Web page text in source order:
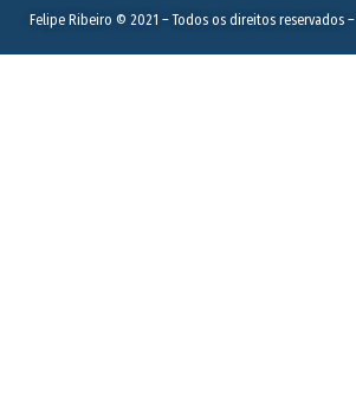
Felipe Ribeiro © 2021 – Todos os direitos reservados –